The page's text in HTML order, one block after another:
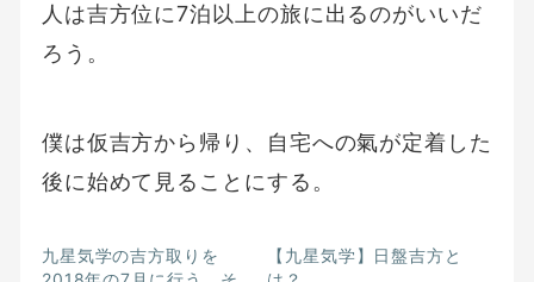
人は吉方位に7泊以上の旅に出るのがいいだ
ろう。
僕は仮吉方から帰り、自宅への氣が定着した
後に始めて見ることにする。
九星気学の吉方取りを
【九星気学】日盤吉方と